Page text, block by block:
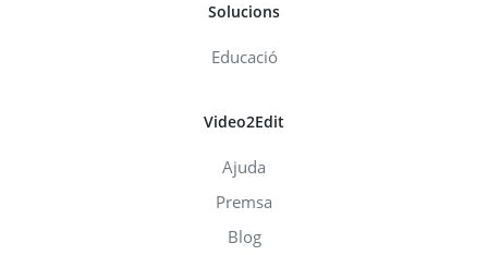
Solucions
Educació
Video2Edit
Ajuda
Premsa
Blog